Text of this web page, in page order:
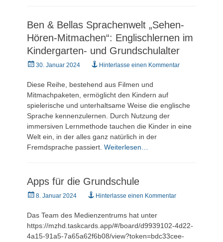
Ben & Bellas Sprachenwelt „Sehen-
Hören-Mitmachen“: Englischlernen im
Kindergarten- und Grundschulalter
Veröffentlicht
30. Januar 2024 Hinterlasse einen Kommentar
Diese Reihe, bestehend aus Filmen und
Mitmachpaketen, ermöglicht den Kindern auf
spielerische und unterhaltsame Weise die englische
Sprache kennenzulernen. Durch Nutzung der
immersiven Lernmethode tauchen die Kinder in eine
Welt ein, in der alles ganz natürlich in der
Fremdsprache passiert. Weiterlesen…
Apps für die Grundschule
Veröffentlicht
8. Januar 2024 Hinterlasse einen Kommentar
Das Team des Medienzentrums hat unter
https://mzhd.taskcards.app/#/board/d9939102-4d22-
4a15-91a5-7a65a62f6b08/view?token=bdc33cee-